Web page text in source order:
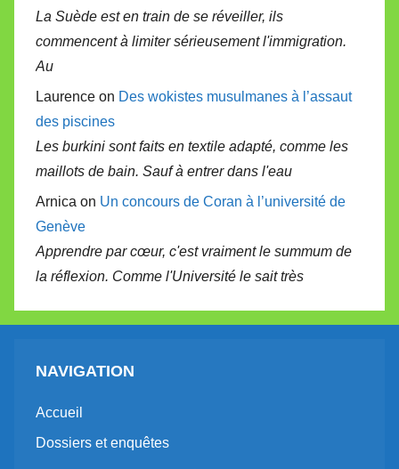
La Suède est en train de se réveiller, ils
commencent à limiter sérieusement l'immigration.
Au
Laurence on Des wokistes musulmanes à l’assaut
des piscines
Les burkini sont faits en textile adapté, comme les
maillots de bain. Sauf à entrer dans l'eau
Arnica on Un concours de Coran à l’université de
Genève
Apprendre par cœur, c'est vraiment le summum de
la réflexion. Comme l'Université le sait très
NAVIGATION
Accueil
Dossiers et enquêtes